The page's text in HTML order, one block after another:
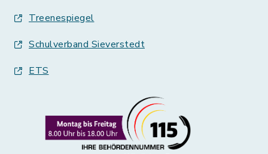
Treenespiegel
Schulverband Sieverstedt
ETS